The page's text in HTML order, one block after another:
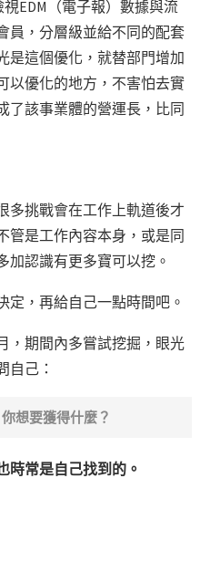
EDM（電子報）數據與流
員，分層級並給不同的配套
是這個優化，就替部門增加
以優化的地方，不害怕去實
了該事業體的營運長，比同
多挑戰會在工作上軌道後才
管是工作內容本身，或是同
加認識有更多寶可以挖。
定，再給自己一點時間吧。
，期間內多嘗試挖掘，眼光
自己：
想要獲得什麼？
時常是自己找到的。